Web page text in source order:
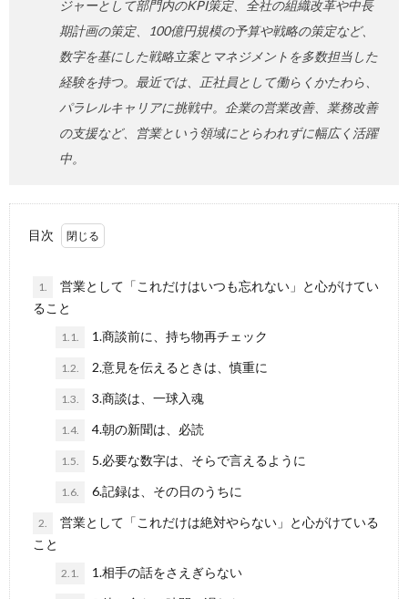
ジャーとして部門内のKPI策定、全社の組織改革や中長
期計画の策定、100億円規模の予算や戦略の策定など、
数字を基にした戦略立案とマネジメントを多数担当した
経験を持つ。最近では、正社員として働らくかたわら、
パラレルキャリアに挑戦中。企業の営業改善、業務改善
の支援など、営業という領域にとらわれずに幅広く活躍
中。
目次
1.
営業として「これだけはいつも忘れない」と心がけてい
ること
1.1. 1.商談前に、持ち物再チェック
1.2. 2.意見を伝えるときは、慎重に
1.3. 3.商談は、一球入魂
1.4. 4.朝の新聞は、必読
1.5. 5.必要な数字は、そらで言えるように
1.6. 6.記録は、その日のうちに
2.
営業として「これだけは絶対やらない」と心がけている
こと
2.1. 1.相手の話をさえぎらない